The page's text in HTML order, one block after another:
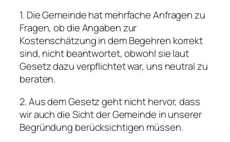
1. Die Gemeinde hat mehrfache Anfragen zu
Fragen, ob die Angaben zur
Kostenschätzung in dem Begehren korrekt
sind, nicht beantwortet, obwohl sie laut
Gesetz dazu verpflichtet war, uns neutral zu
beraten.
2. Aus dem Gesetz geht nicht hervor, dass
wir auch die Sicht der Gemeinde in unserer
Begründung berücksichtigen müssen.